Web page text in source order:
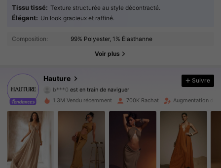
Tissu tissé: Texture structurée au style décontracté.
Élégant: Un look gracieux et raffiné.
Composition: 99% Polyester, 1% Élasthanne
Voir plus
Hauture
988K Suiveurs
b***0 est en train de naviguer
988K Suiveurs
988K Suiveurs
988K Suiveurs
Suivre
1.3M Vendu récemment 700K Rachat Augmentation du